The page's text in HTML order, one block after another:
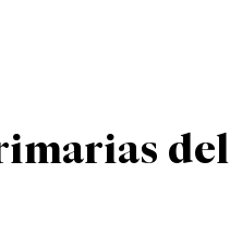
del